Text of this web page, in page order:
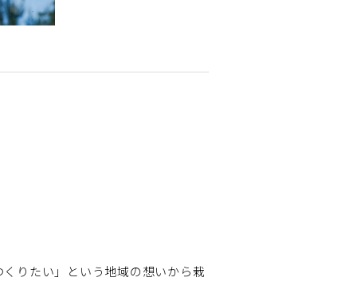
りたい」という地域の想いから栽